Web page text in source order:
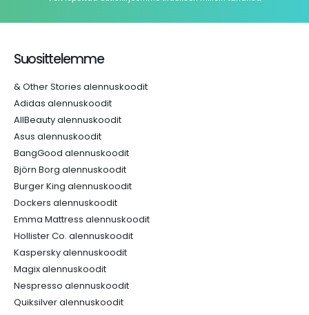
Suosittelemme
& Other Stories alennuskoodit
Adidas alennuskoodit
AllBeauty alennuskoodit
Asus alennuskoodit
BangGood alennuskoodit
Björn Borg alennuskoodit
Burger King alennuskoodit
Dockers alennuskoodit
Emma Mattress alennuskoodit
Hollister Co. alennuskoodit
Kaspersky alennuskoodit
Magix alennuskoodit
Nespresso alennuskoodit
Quiksilver alennuskoodit